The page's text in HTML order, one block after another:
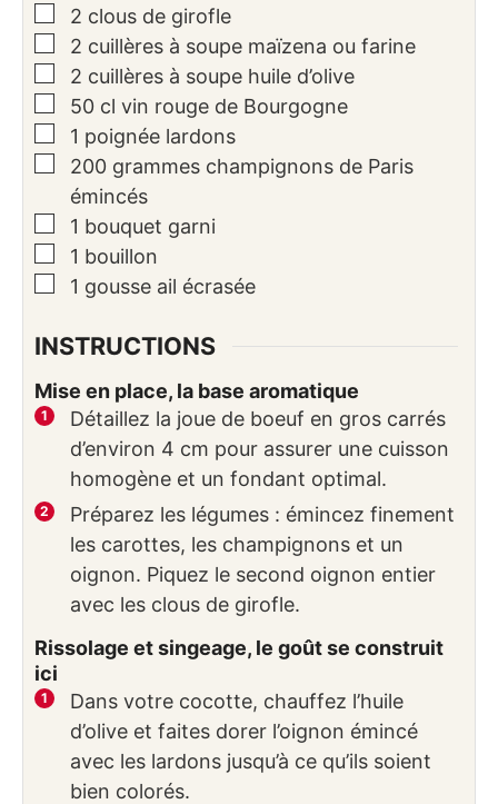
▢
2 clous de girofle
▢
2 cuillères à soupe maïzena ou farine
▢
2 cuillères à soupe huile d’olive
▢
50 cl vin rouge de Bourgogne
▢
1 poignée lardons
▢
200 grammes champignons de Paris
émincés
▢
1 bouquet garni
▢
1 bouillon
▢
1 gousse ail écrasée
INSTRUCTIONS
Mise en place, la base aromatique
Détaillez la joue de boeuf en gros carrés
d’environ 4 cm pour assurer une cuisson
homogène et un fondant optimal.
Préparez les légumes : émincez finement
les carottes, les champignons et un
oignon. Piquez le second oignon entier
avec les clous de girofle.
Rissolage et singeage, le goût se construit
ici
Dans votre cocotte, chauffez l’huile
d’olive et faites dorer l’oignon émincé
avec les lardons jusqu’à ce qu’ils soient
bien colorés.